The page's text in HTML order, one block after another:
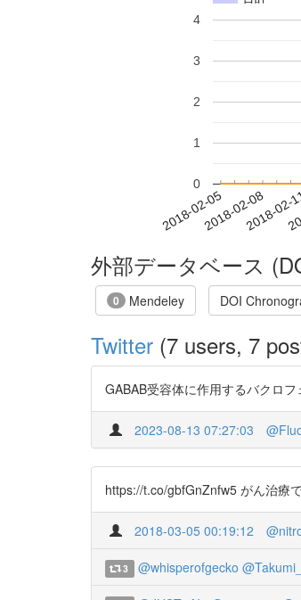
2018-02-052018-02-08
2018-
0
1
2
3
4
外部データベース
0 Mendeley DOI
Twitter (7 users, 7
GABAB受容体に作用するバクロ
2023-08-13 07:27:03
https://t.co/gbfGnZnfw5 がん治療
2018-03-05 00:19:12
3 @whisperofgecko